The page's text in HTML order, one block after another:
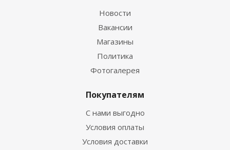
Новости
Вакансии
Магазины
Политика
Фотогалерея
Покупателям
С нами выгодно
Условия оплаты
Условия доставки